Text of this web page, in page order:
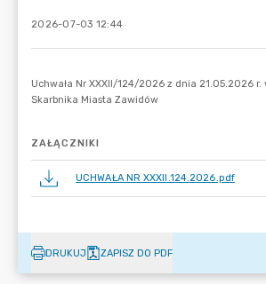
2026-07-03 12:44
ZAŁĄCZNIKI
UCHWAŁA NR XXXII.124.2026.pdf
DRUKUJ ZAPISZ DO PDF